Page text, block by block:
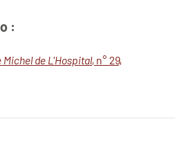
:
Michel de L'Hospital, n° 29,